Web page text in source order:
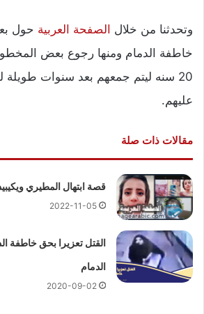
وتحدثنا من خلال الصفحة العربية حول
خاطفة الدمام ومنها رجوع بعض
20 سنه ليتم جمعهم بعد سنوات طويلة
عليهم.
مقالات ذات صلة
قصة ابتهال المطيري
2022-11-05
القتل تعزيرا بحق خاطفة
الدمام
2020-09-02